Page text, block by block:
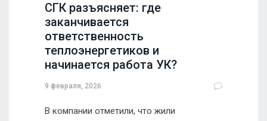
СГК разъясняет: где
заканчивается
ответственность
теплоэнергетиков и
начинается работа УК?
9 февраля, 2026
В компании отметили, что жили